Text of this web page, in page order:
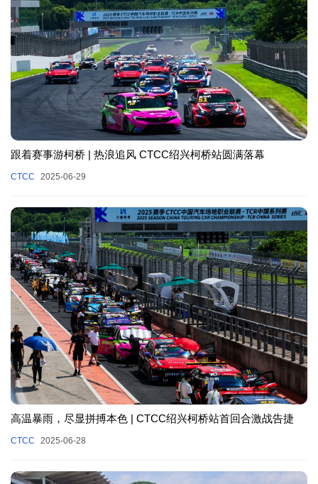
跟着赛事游柯桥 | 热浪追风 CTCC绍兴柯桥站圆满落幕
CTCC 2025-06-29
高温暴雨，尽显拼搏本色 | CTCC绍兴柯桥站首回合激战告捷
CTCC 2025-06-28